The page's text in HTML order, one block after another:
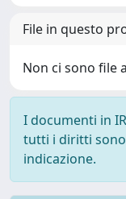
File in questo
Non ci sono file
I documenti in
tutti i diritti
indicazione.